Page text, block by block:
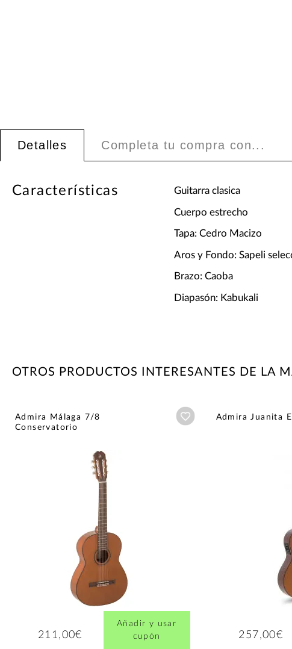
Detalles Completa tu compra con...
Características Guitarra clasica
Cuerpo estrecho
Tapa: Cedro Macizo
Aros y Fondo: Sapeli
Brazo: Caoba
Diapasón: Kabukali
OTROS PRODUCTOS INTERESANTES DE LA
Admira Málaga 7/8
Conservatorio
Añadir a wishlist
211,00€
Añadir y usar
cupón
Admira Juanita E
257,00€